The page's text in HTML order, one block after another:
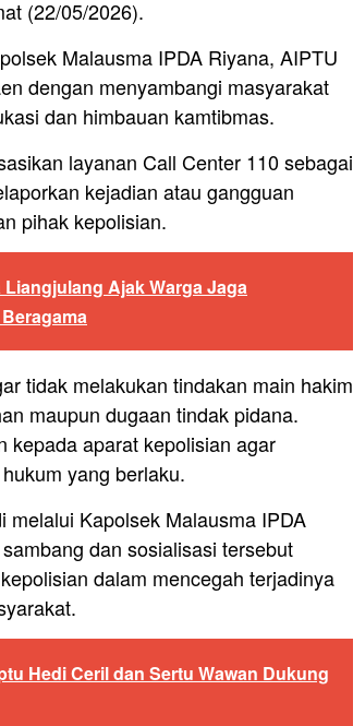
(22/05/2026).
Malausma IPDA Riyana, AIPTU
dengan menyambangi masyarakat
dan himbauan kamtibmas.
layanan Call Center 110 sebagai
kejadian atau gangguan
pihak kepolisian.
Ajak Warga Jaga
tidak melakukan tindakan main hakim
maupun dugaan tindak pidana.
kepada aparat kepolisian agar
yang berlaku.
Kapolsek Malausma IPDA
dan sosialisasi tersebut
dalam mencegah terjadinya
Hedi Ceril dan Sertu Wawan Dukung